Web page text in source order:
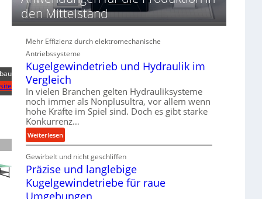
d
i
e
r
f
o
r
m
a
n
c
e
b
e
i
m
den Mittelstand
Mehr Effizienz durch elektromechanische
Antriebssysteme
Kugelgewindetrieb und Hydraulik im
Vergleich
In vielen Branchen gelten Hydrauliksysteme
noch immer als Nonplusultra, vor allem wenn
hohe Kräfte im Spiel sind. Doch es gibt starke
Konkurrenz…
Weiterlesen:
K
u
g
l
Gewirbelt und nicht geschliffen
Präzise und langlebige
Kugelgewindetriebe für raue